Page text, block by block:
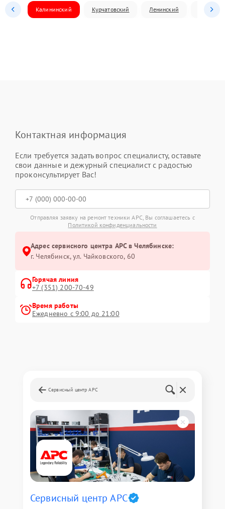
Калининский Курчатовский Ленинский
Контактная информация
Если требуется задать вопрос специалисту, оставьте
свои данные и дежурный специалист с радостью
проконсультирует Вас!
Отправляя заявку на ремонт техники APC, Вы соглашаетесь с
Политикой конфиденциальности
Адрес сервисного центра APC в Челябинске:
г. Челябинск, ул. Чайковского, 60
Горячая линия
+7 (351) 200-70-49
Время работы
Ежедневно с 9:00 до 21:00
Сервисный центр APC
Сервисный центр APC